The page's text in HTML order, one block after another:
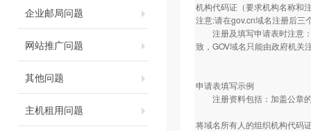
企业邮局问题
网站推广问题
其他问题
主机租用问题
机构代码证（要求机构名称和
注意:请在gov.cn域名注册后三
注册及填写申请表时注意：
致，GOV域名只能由政府机关
申请表填写示例
注册资料包括：加盖公章
将域名所有人的组织机构代码